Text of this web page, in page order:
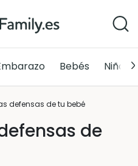
Bebés Niños
defensas de tu bebé
de